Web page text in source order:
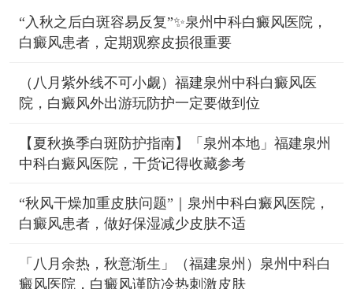
“入秋之后白斑容易反复”✨泉州中科白癜风医院，
白癜风患者，定期观察皮损很重要
（八月紫外线不可小觑）福建泉州中科白癜风医
院，白癜风外出游玩防护一定要做到位
【夏秋换季白斑防护指南】「泉州本地」福建泉州
中科白癜风医院，干货记得收藏参考
“秋风干燥加重皮肤问题”｜泉州中科白癜风医院，
白癜风患者，做好保湿减少皮肤不适
「八月余热，秋意渐生」（福建泉州）泉州中科白
癜风医院，白癜风谨防冷热刺激皮肤